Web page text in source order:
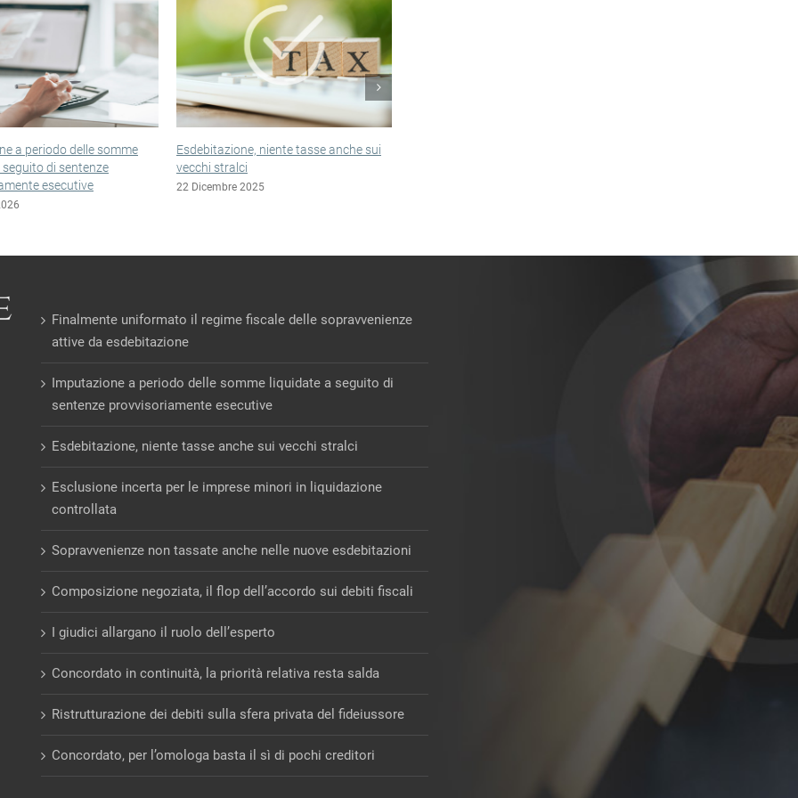
niente tasse anche sui
2025
Esclusione incerta per le imprese minori
in liquidazione controllata
22 Dicembre 2025
Finalmente uniformato il regime fiscale delle sopravvenienze
attive da esdebitazione
Imputazione a periodo delle somme liquidate a seguito di
sentenze provvisoriamente esecutive
Esdebitazione, niente tasse anche sui vecchi stralci
Esclusione incerta per le imprese minori in liquidazione
controllata
Sopravvenienze non tassate anche nelle nuove esdebitazioni
Composizione negoziata, il flop dell’accordo sui debiti fiscali
I giudici allargano il ruolo dell’esperto
Concordato in continuità, la priorità relativa resta salda
Ristrutturazione dei debiti sulla sfera privata del fideiussore
Concordato, per l’omologa basta il sì di pochi creditori